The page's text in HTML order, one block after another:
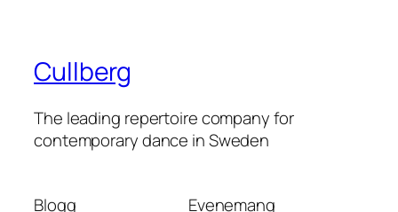
Cullberg
The leading repertoire company for
contemporary dance in Sweden
Blogg Evenemang